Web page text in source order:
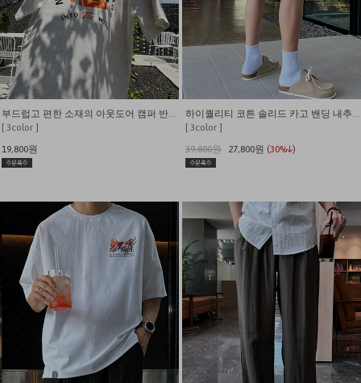
부드럽고 편한 소재의 아웃도어 캠퍼 반팔티
[ 3color ]
19,800원
하이퀄리티 코튼 솔리드 카고 밴딩 내추럴핏 반바지
[ 3color ]
39,800원
27,800원 (30%↓)